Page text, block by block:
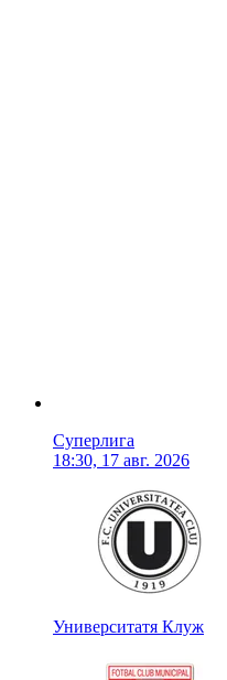
Суперлига
18:30, 17 авг. 2026
Университатя Клуж